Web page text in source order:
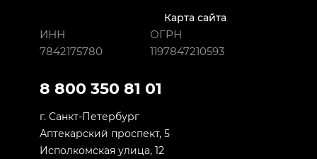
Карта сайта
ИНН
7842175780
ОГРН
1197847210593
8 800 350 81 01
г. Санкт-Петербург
Аптекарский проспект, 5
Исполкомская улица, 12